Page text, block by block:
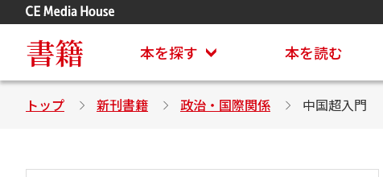
書籍 本を探す 本を読む
トップ 新刊書籍 政治・国際関係 中国超入門